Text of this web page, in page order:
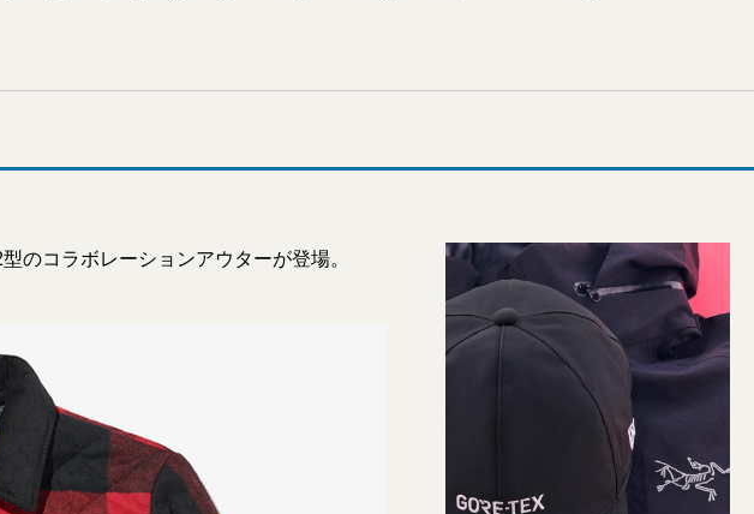
のコラボレーションアウターが登場。